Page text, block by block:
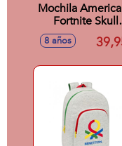
Mochila
Fortnite Skull
Trooper.31 X 43
13 Cm.
8 años